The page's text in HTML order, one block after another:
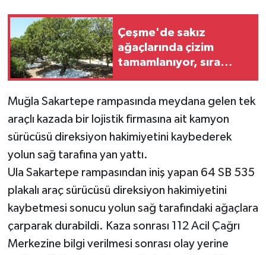
Çeşme'de sakız
ağaçlarında çizim
tamamlanıyor, sıra
Muğla Sakartepe rampasında meydana gelen tek
araçlı kazada bir lojistik firmasına ait kamyon
sürücüsü direksiyon hakimiyetini kaybederek
yolun sağ tarafına yan yattı.
Ula Sakartepe rampasından iniş yapan 64 SB 535
plakalı araç sürücüsü direksiyon hakimiyetini
kaybetmesi sonucu yolun sağ tarafındaki ağaçlara
çarparak durabildi. Kaza sonrası 112 Acil Çağrı
Merkezine bilgi verilmesi sonrası olay yerine